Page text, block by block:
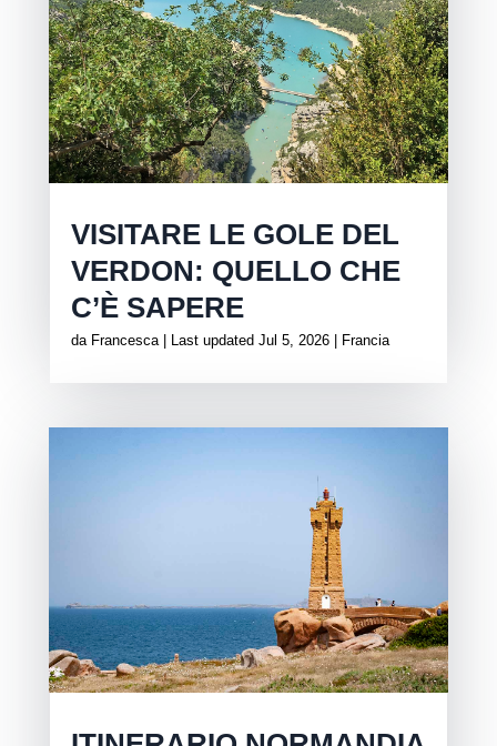
VISITARE LE GOLE DEL
VERDON: QUELLO CHE
C’È SAPERE
da Francesca| Last updated Jul 5, 2026| Francia